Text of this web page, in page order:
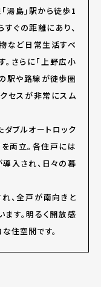
湯島」駅から徒歩1
ぐの距離にあり、
など日常生活すべ
さらに「上野広小
駅や路線が徒歩圏
セスが非常にスム
ブルオートロック
両立。各住戸には
入され、日々の暮
、全戸が南向きと
す。明るく開放感
住空間です。